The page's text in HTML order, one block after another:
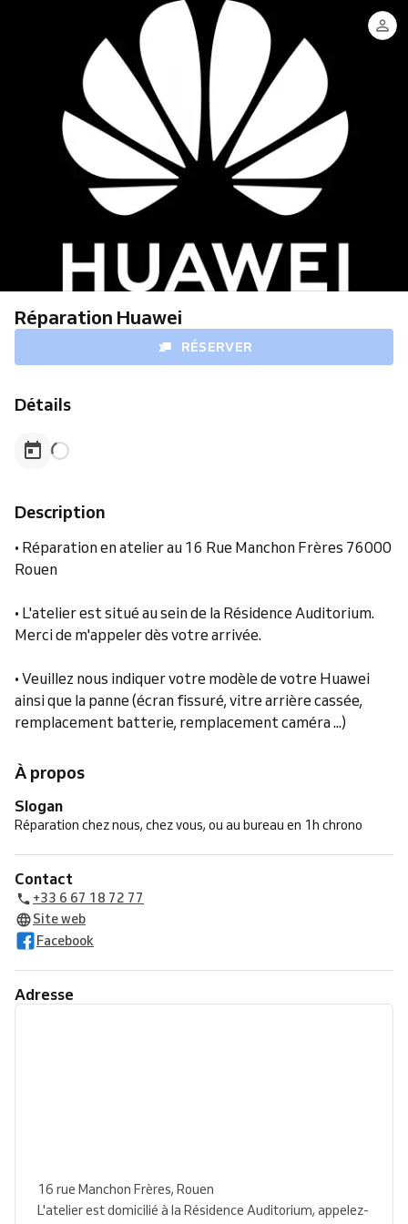
Réparation Huawei
RÉSERVER
Détails
Description
• Réparation en atelier au 16 Rue Manchon Frères 76000
Rouen
• L'atelier est situé au sein de la Résidence Auditorium.
Merci de m'appeler dès votre arrivée.
• Veuillez nous indiquer votre modèle de votre Huawei
ainsi que la panne (écran fissuré, vitre arrière cassée,
remplacement batterie, remplacement caméra ...)
À propos
Slogan
Réparation chez nous, chez vous, ou au bureau en 1h chrono
Contact
+33 6 67 18 72 77
Site web
Facebook
Adresse
16 rue Manchon Frères, Rouen
L'atelier est domicilié à la Résidence Auditorium, appelez-